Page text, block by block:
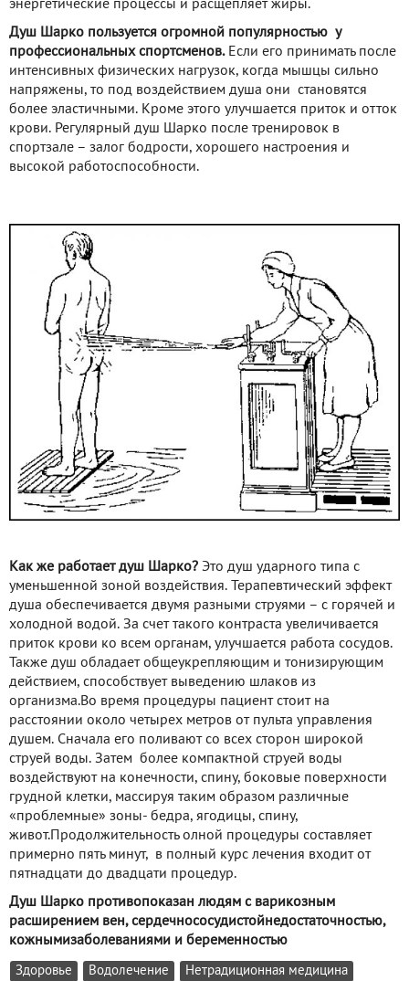
энергетические процессы и расщепляет жиры.
Душ Шарко пользуется огромной популярностью у
профессиональных спортсменов. Если его принимать после
интенсивных физических нагрузок, когда мышцы сильно
напряжены, то под воздействием душа они становятся
более эластичными. Кроме этого улучшается приток и отток
крови. Регулярный душ Шарко после тренировок в
спортзале – залог бодрости, хорошего настроения и
высокой работоспособности.
Как же работает душ Шарко? Это душ ударного типа с
уменьшенной зоной воздействия. Терапевтический эффект
душа обеспечивается двумя разными струями – с горячей и
холодной водой. За счет такого контраста увеличивается
приток крови ко всем органам, улучшается работа сосудов.
Также душ обладает общеукрепляющим и тонизирующим
действием, способствует выведению шлаков из
организма.Во время процедуры пациент стоит на
расстоянии около четырех метров от пульта управления
душем. Сначала его поливают со всех сторон широкой
струей воды. Затем более компактной струей воды
воздействуют на конечности, спину, боковые поверхности
грудной клетки, массируя таким образом различные
«проблемные» зоны- бедра, ягодицы, спину,
живот.Продолжительность олной процедуры составляет
примерно пять минут, в полный курс лечения входит от
пятнадцати до двадцати процедур.
Душ Шарко противопоказан людям с варикозным
расширением вен, сердечнососудистойнедостаточностью,
кожнымизаболеваниями и беременностью
Здоровье Водолечение Нетрадиционная медицина